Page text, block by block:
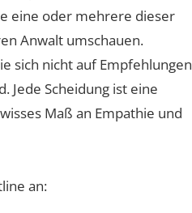
eine oder mehrere dieser
Anwalt umschauen.
sich nicht auf Empfehlungen
Jede Scheidung ist eine
Maß an Empathie und
an: